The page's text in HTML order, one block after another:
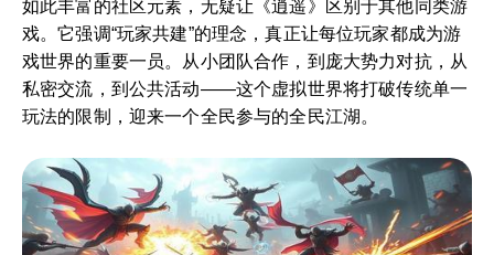
如此丰富的社区元素，无疑让《逍遥》区别于其他同类游
戏。它强调“玩家共建”的理念，真正让每位玩家都成为游
戏世界的重要一员。从小团队合作，到庞大势力对抗，从
私密交流，到公共活动——这个虚拟世界将打破传统单一
玩法的限制，迎来一个全民参与的全民江湖。